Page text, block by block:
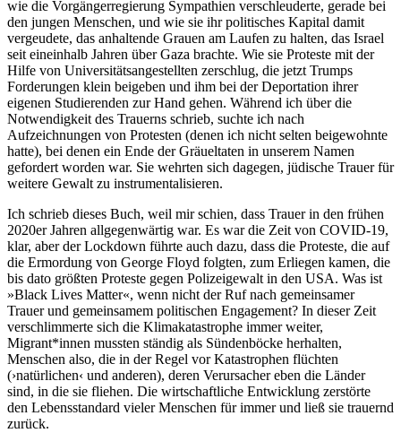
wie die Vorgängerregierung Sympathien verschleuderte, gerade bei
den jungen Menschen, und wie sie ihr politisches Kapital damit
vergeudete, das anhaltende Grauen am Laufen zu halten, das Israel
seit eineinhalb Jahren über Gaza brachte. Wie sie Proteste mit der
Hilfe von Universitätsangestellten zerschlug, die jetzt Trumps
Forderungen klein beigeben und ihm bei der Deportation ihrer
eigenen Studierenden zur Hand gehen. Während ich über die
Notwendigkeit des Trauerns schrieb, suchte ich nach
Aufzeichnungen von Protesten (denen ich nicht selten beigewohnte
hatte), bei denen ein Ende der Gräueltaten in unserem Namen
gefordert worden war. Sie wehrten sich dagegen, jüdische Trauer für
weitere Gewalt zu instrumentalisieren.
Ich schrieb dieses Buch, weil mir schien, dass Trauer in den frühen
2020er Jahren allgegenwärtig war. Es war die Zeit von COVID-19,
klar, aber der Lockdown führte auch dazu, dass die Proteste, die auf
die Ermordung von George Floyd folgten, zum Erliegen kamen, die
bis dato größten Proteste gegen Polizeigewalt in den USA. Was ist
»Black Lives Matter«, wenn nicht der Ruf nach gemeinsamer
Trauer und gemeinsamem politischen Engagement? In dieser Zeit
verschlimmerte sich die Klimakatastrophe immer weiter,
Migrant*innen mussten ständig als Sündenböcke herhalten,
Menschen also, die in der Regel vor Katastrophen flüchten
(›natürlichen‹ und anderen), deren Verursacher eben die Länder
sind, in die sie fliehen. Die wirtschaftliche Entwicklung zerstörte
den Lebensstandard vieler Menschen für immer und ließ sie trauernd
zurück.